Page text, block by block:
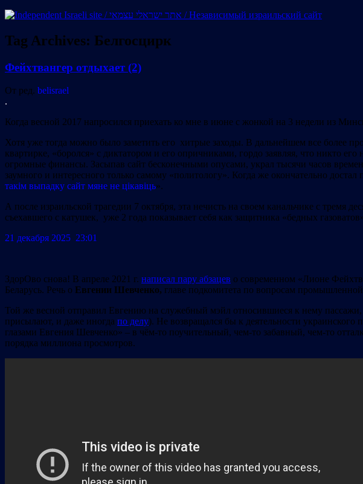
Tag Archives: Белгосцирк
Фейхтвангер отдыхает (2)
От ред. belisrael
.
Когда весной 2017 напросился приехать ко мне в июне с жонкой на 3 недели из
Хотя уже тогда можно было заметить его хитрые заходы. В дальнейшем все более
квартирке, «боролся» с диктатором и его опричниками, гордо заявляя, что никто
огромные финансы. Засыпав сайт бесконечными опусами, украл тысячи часов
заумного и интересного только самому «политологу». Когда же окончательно
такім выпадку сайт мяне не цікавіць».
А после израильской трагедии 7 октября, эта нечисть на своем канальчике с тремя
съехавшего с катушек, уже 2 года показывает себя как защитника «бедных
21 декабря 2025 23:01
ЗдорОво cнова! В апреле 2021 г. написал пару абзацев о современном «Лионе
Беларусь. Речь о Евгении Шевченко, главе подкомитета по вопросам
Той же весной отправил Евгению на служебный мэйл относившиеся к нему
присылают, и даже иногда по делу). Не возвращался бы к деятельности
глазами Евгения Шевченко» – в чём-то поучительный, чем-то забавный, чем-то
порядка миллиона просмотров.